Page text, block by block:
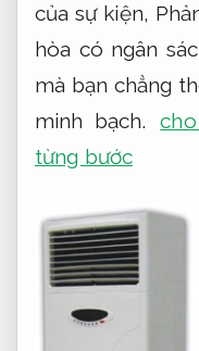
của sự kiện,
hòa có ngân
mà bạn chẳng
minh bạch.
từng bước